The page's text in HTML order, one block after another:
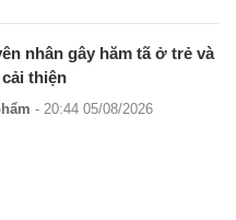
nhân gây hăm tã ở trẻ và
thiện
- 20:44 05/08/2026